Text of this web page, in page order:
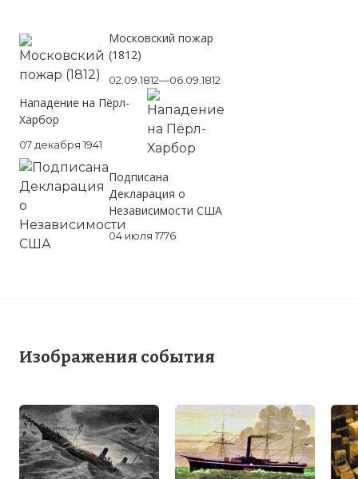
Московский пожар
(1812)
02.09.1812—06.09.1812
Нападение на Пёрл-
Харбор
07 декабря 1941
Подписана
Декларация о
Независимости США
04 июля 1776
Изображения события